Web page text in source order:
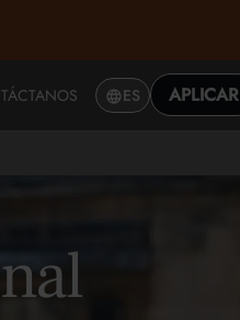
ES APLICAR